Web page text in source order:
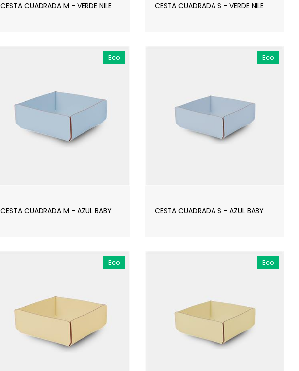
CESTA CUADRADA M - VERDE NILE CESTA CUADRADA S - VERDE NILE
Eco
CESTA CUADRADA M - AZUL BABY
Eco
CESTA CUADRADA S - AZUL BABY
Eco Eco